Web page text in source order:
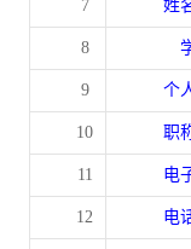
7 姓
8
9 个
10 职
11 电
12 电